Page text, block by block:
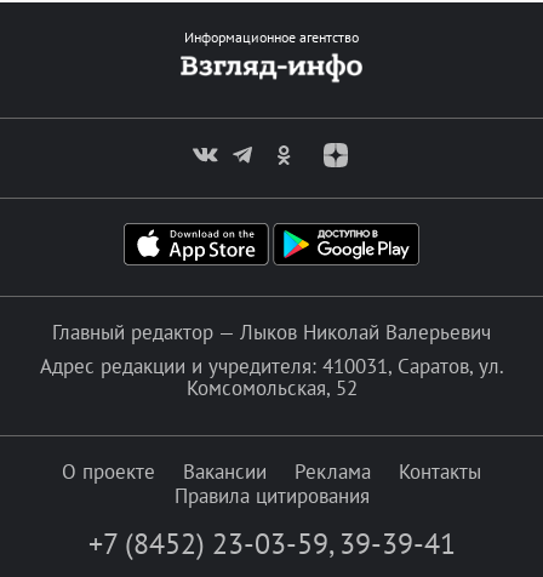
Информационное агентство
Главный редактор — Лыков Николай Валерьевич
Адрес редакции и учредителя: 410031, Саратов, ул.
Комсомольская, 52
О проекте Вакансии Реклама
Контакты
Правила цитирования
+7 (8452) 23-03-59, 39-39-41